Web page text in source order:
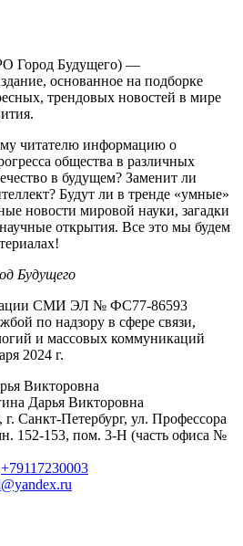
Город Будущего) —
основанное на подборке
трендовых новостей в мире
читателю информацию о
общества в различных
в будущем? Заменит ли
Будут ли в тренде «умные»
новости мировой науки, загадки
открытия. Все это мы будем
Будущего
СМИ ЭЛ № ФС77-86593
по надзору в сфере связи,
и массовых коммуникаций
2024 г.
Викторовна
Дарья Викторовна
г. Санкт-Петербург, ул. Профессора
152-153, пом. 3-Н (часть офиса №
+79117230003